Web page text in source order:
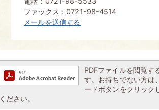
ファックス：0721-98-4514
メールを送信する
PDFファイルを閲覧
す。お持ちでない方
ードボタンをクリック
ください。